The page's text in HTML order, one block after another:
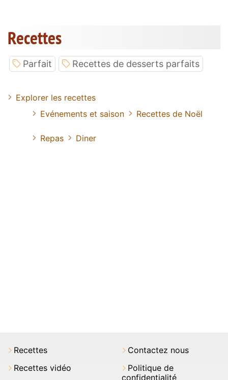
Recettes
Parfait Recettes de desserts parfaits
Explorer les recettes
Evénements et saison
Recettes de Noël
Repas Diner
Recettes
Recettes vidéo
Contactez nous
Politique de
confidentialité